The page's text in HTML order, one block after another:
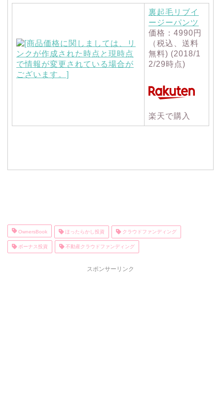
裏起毛リブイ
ージーパンツ
価格：4990円
（税込、送料
無料) (2018/1
2/29時点)
楽天で購入
OwnersBook ほったらかし投資 クラウドファンディング
ボーナス投資 不動産クラウドファンディング
スポンサーリンク